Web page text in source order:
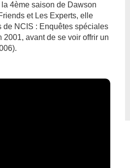
4ème saison de Dawson
et Les Experts, elle
de NCIS : Enquêtes spéciales
avant de se voir offrir un